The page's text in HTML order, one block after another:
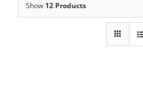
Show 12 Products